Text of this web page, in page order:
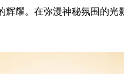
耀。在弥漫神秘氛围的